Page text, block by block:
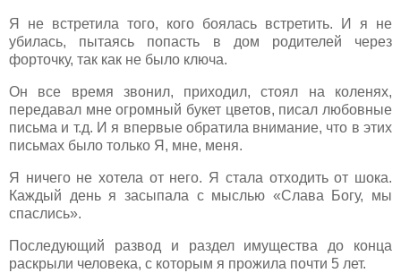
Я не встретила того, кого боялась встретить. И я не
убилась, пытаясь попасть в дом родителей через
форточку, так как не было ключа.
Он все время звонил, приходил, стоял на коленях,
передавал мне огромный букет цветов, писал любовные
письма и т.д. И я впервые обратила внимание, что в этих
письмах было только Я, мне, меня.
Я ничего не хотела от него. Я стала отходить от шока.
Каждый день я засыпала с мыслью «Слава Богу, мы
спаслись».
Последующий развод и раздел имущества до конца
раскрыли человека, с которым я прожила почти 5 лет.